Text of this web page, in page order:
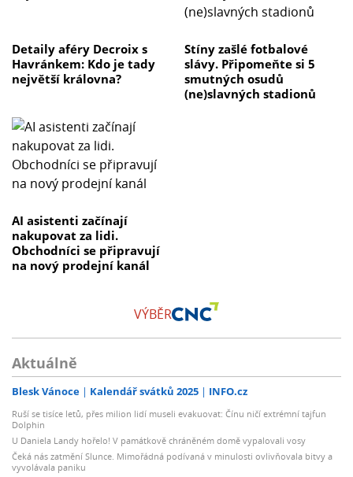
Detaily aféry Decroix s
Havránkem: Kdo je tady
největší královna?
Stíny zašlé fotbalové
slávy. Připomeňte si 5
smutných osudů
(ne)slavných stadionů
AI asistenti začínají
nakupovat za lidi.
Obchodníci se připravují
na nový prodejní kanál
VÝBĚR
Aktuálně
Blesk Vánoce Kalendář svátků 2025 INFO.cz
Ruší se tisíce letů, přes milion lidí museli evakuovat: Čínu ničí extrémní tajfun
Dolphin
U Daniela Landy hořelo! V památkově chráněném domě vypalovali vosy
Čeká nás zatmění Slunce. Mimořádná podívaná v minulosti ovlivňovala bitvy a
vyvolávala paniku